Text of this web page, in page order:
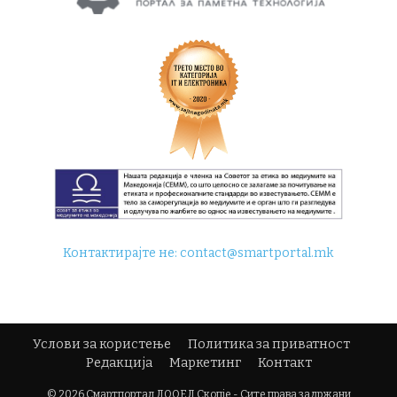
Контактирајте не:contact@smartportal.mk
Услови за користење
Политика за приватност
Редакција
Маркетинг Контакт